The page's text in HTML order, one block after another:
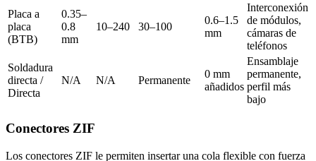
Placa a
placa
(BTB)
0.35–
0.8
mm
10–240 30–100
0.6–1.5
mm
Interconexión
de módulos,
cámaras de
teléfonos
Soldadura
directa /
Directa
N/A N/A Permanente
0 mm
añadidos
Ensamblaje
permanente,
perfil más
bajo
Conectores ZIF
Los conectores ZIF le permiten insertar una cola flexible con fuerza